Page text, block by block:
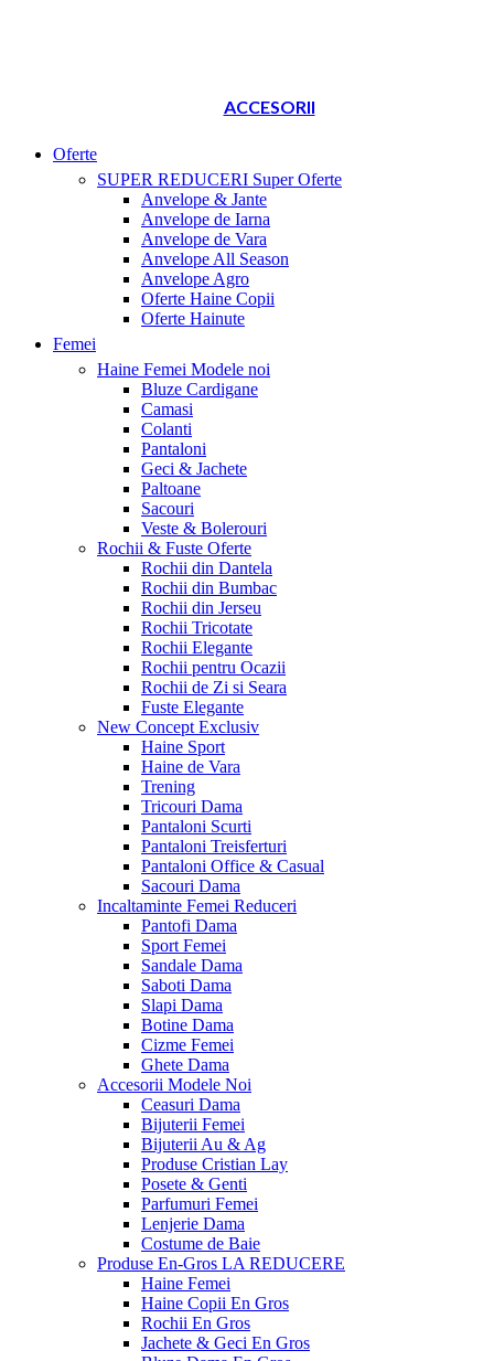
ACCESORII
Oferte
SUPER REDUCERI Super Oferte
Anvelope & Jante
Anvelope de Iarna
Anvelope de Vara
Anvelope All Season
Anvelope Agro
Oferte Haine Copii
Oferte Hainute
Femei
Haine Femei Modele noi
Bluze Cardigane
Camasi
Colanti
Pantaloni
Geci & Jachete
Paltoane
Sacouri
Veste & Bolerouri
Rochii & Fuste Oferte
Rochii din Dantela
Rochii din Bumbac
Rochii din Jerseu
Rochii Tricotate
Rochii Elegante
Rochii pentru Ocazii
Rochii de Zi si Seara
Fuste Elegante
New Concept Exclusiv
Haine Sport
Haine de Vara
Trening
Tricouri Dama
Pantaloni Scurti
Pantaloni Treisferturi
Pantaloni Office & Casual
Sacouri Dama
Incaltaminte Femei Reduceri
Pantofi Dama
Sport Femei
Sandale Dama
Saboti Dama
Slapi Dama
Botine Dama
Cizme Femei
Ghete Dama
Accesorii Modele Noi
Ceasuri Dama
Bijuterii Femei
Bijuterii Au & Ag
Produse Cristian Lay
Posete & Genti
Parfumuri Femei
Lenjerie Dama
Costume de Baie
Produse En-Gros LA REDUCERE
Haine Femei
Haine Copii En Gros
Rochii En Gros
Jachete & Geci En Gros